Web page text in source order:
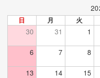
日 月 火
30 31 1
6 7 8
13 14 15